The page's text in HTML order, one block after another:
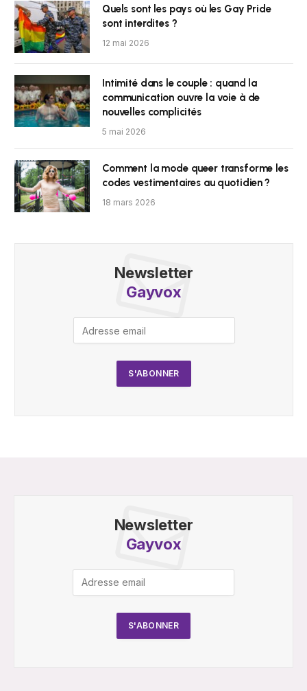
Quels sont les pays où les Gay Pride
sont interdites ?
12 mai 2026
Intimité dans le couple : quand la
communication ouvre la voie à de
nouvelles complicités
5 mai 2026
Comment la mode queer transforme les
codes vestimentaires au quotidien ?
18 mars 2026
Newsletter
Gayvox
Newsletter
Gayvox